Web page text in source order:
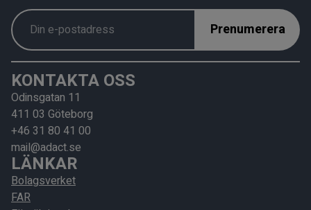
KONTAKTA OSS
Odinsgatan 11
411 03 Göteborg
+46 31 80 41 00
mail@adact.se
LÄNKAR
Bolagsverket
FAR